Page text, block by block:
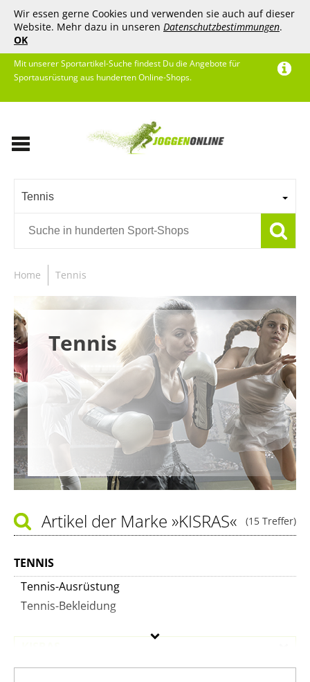
Wir essen gerne Cookies und verwenden sie auch auf dieser
Website. Mehr dazu in unseren Datenschutzbestimmungen.
OK
Mit unserer Sportartikel-Suche findest Du die Angebote für
Sportausrüstung aus hunderten Online-Shops.
Tennis
Home Tennis
Tennis
(15 Treffer)
Artikel der Marke »KISRAS«
TENNIS
Tennis-Ausrüstung
Tennis-Bekleidung